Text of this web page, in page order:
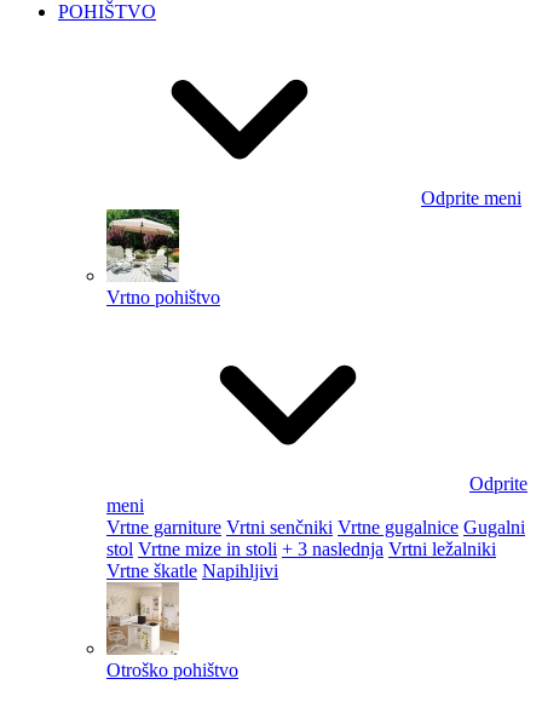
POHIŠTVO
Odprite meni
Vrtno pohištvo
Odprite
meni
Vrtne garniture Vrtni senčniki Vrtne gugalnice Gugalni
stol Vrtne mize in stoli + 3 naslednja Vrtni ležalniki
Vrtne škatle Napihljivi
Otroško pohištvo